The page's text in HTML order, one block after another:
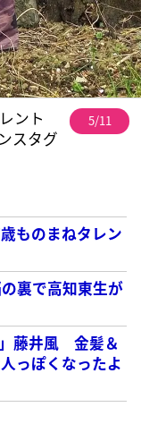
ント
スタグ
5/11
ものまねタレン
裏で高知東生が
」藤井風 金髪＆
っぽくなったよ